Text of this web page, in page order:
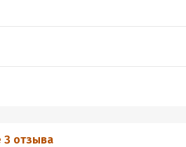
3 отзыва